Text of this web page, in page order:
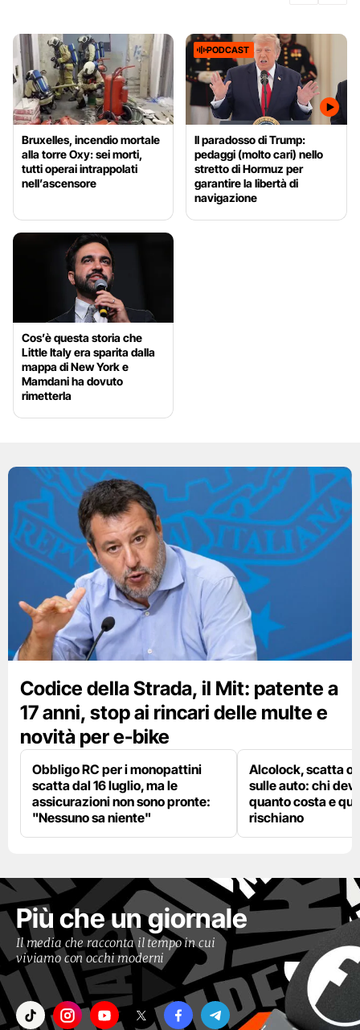
Bruxelles, incendio mortale
alla torre Oxy: sei morti,
tutti operai intrappolati
nell’ascensore
PODCAST
Il paradosso di Trump:
pedaggi (molto cari) nello
stretto di Hormuz per
garantire la libertà di
navigazione
Cos’è questa storia che
Little Italy era sparita dalla
mappa di New York e
Mamdani ha dovuto
rimetterla
Codice della Strada, il Mit: patente a
17 anni, stop ai rincari delle multe e
novità per e-bike
Obbligo RC per i monopattini
scatta dal 16 luglio, ma le
assicurazioni non sono pronte:
"Nessuno sa niente"
Alcolock, scatta
sulle auto: chi
quanto costa e
rischiano
Più che un giornale
Il media che racconta il tempo in cui
viviamo con occhi moderni